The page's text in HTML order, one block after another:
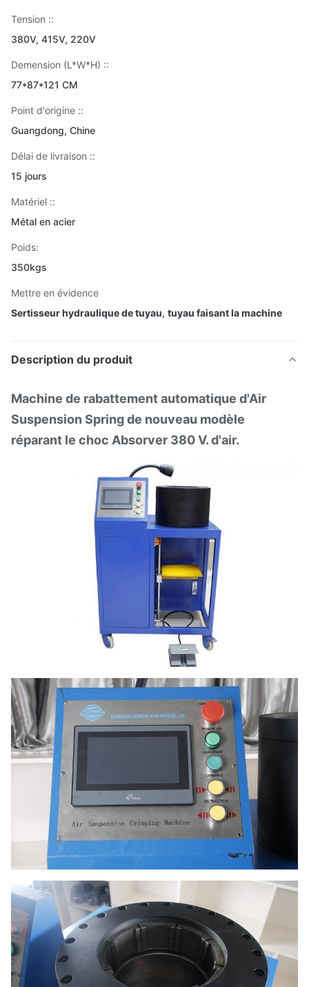
Tension ::
380V, 415V, 220V
Demension (L*W*H) ::
77*87*121 CM
Point d'origine ::
Guangdong, Chine
Délai de livraison ::
15 jours
Matériel ::
Métal en acier
Poids:
350kgs
Mettre en évidence
Sertisseur hydraulique de tuyau, tuyau faisant la machine
Description du produit
Machine de rabattement automatique d'Air
Suspension Spring de nouveau modèle
réparant le choc Absorver 380 V. d'air.